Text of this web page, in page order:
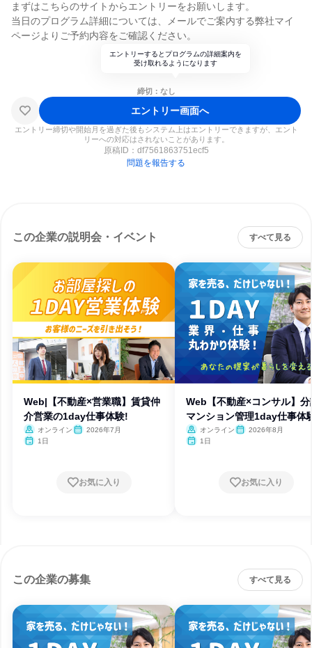
まずはこちらのサイトからエントリーをお願いします。
当日のプログラム詳細については、メールでご案内する弊社マイ
ページよりご予約内容をご確認ください。
エントリーするとプログラムの詳細案内を
受け取れるようになります
締切：なし
エントリー画面へ
エントリー締切や開始月を過ぎた後もシステム上はエントリーできますが、エント
リーへの対応はされないことがあります。
原稿ID： df7561863751ecf5
問題を報告する
この企業の説明会・イベント すべて見る
Web|【不動産×営業職】賃貸仲
介営業の1day仕事体験!
オンライン
2026年7月
1日
お気に入り
Web【不動産×コンサル】分
マンション管理1day仕事体
オンライン
2026年8月
1日
お気に入り
この企業の募集 すべて見る